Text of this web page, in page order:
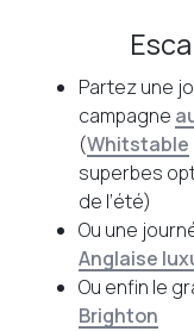
Partez une
campagne
(Whitstable
superbes
de l’été)
Ou une
Anglaise
Ou enfin le
Brighton